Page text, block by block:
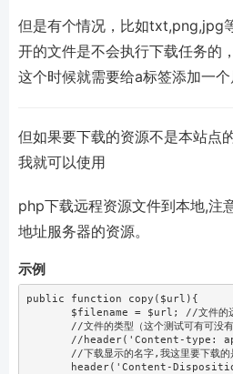
但是有个情况，比如txt,png,jpg
开的文件是不会执行下载任务的
这个时候就需要给a标签添加一
但如果要下载的资源不是本站点
我就可以使用
php下载远程资源文件到本地,注
地址服务器的资源。
示例
public function copy($url){
$filename = $url; //文件的远
//文件的类型（这个测试可有可没有
//header('Content-type:
//下载显示的名字,我这里要下载的是
header('Content-